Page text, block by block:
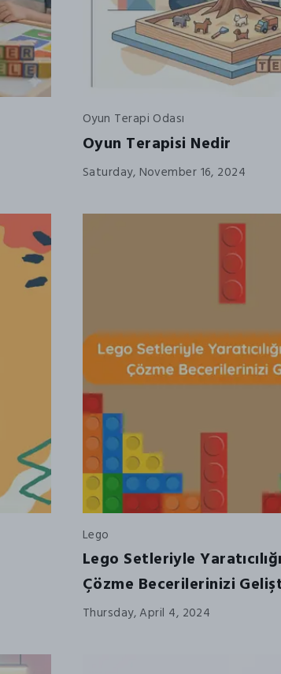
Oyun Terapi Odası
Oyun Terapisi Nedir
Saturday, November 16, 2024
Lego
Lego Setleriyle
Çözme Becerilerinizi
Thursday, April 4, 2024